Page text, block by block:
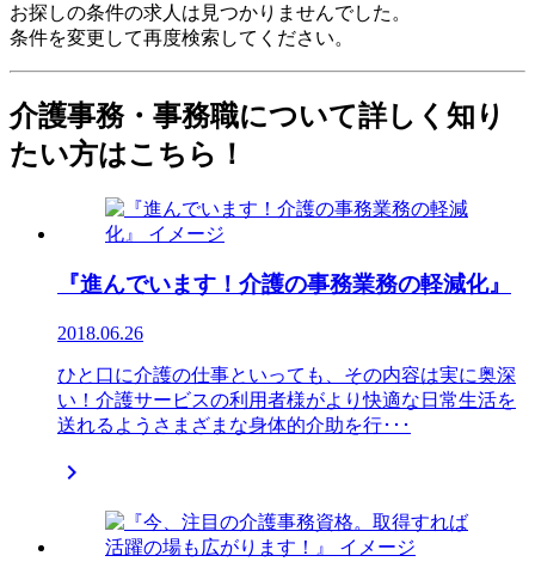
お探しの条件の求人は見つかりませんでした。
条件を変更して再度検索してください。
介護事務・事務職について詳しく知り
たい方はこちら！
『進んでいます！介護の事務業務の軽減化』
2018.06.26
ひと口に介護の仕事といっても、その内容は実に奥深
い！介護サービスの利用者様がより快適な日常生活を
送れるようさまざまな身体的介助を行･･･
